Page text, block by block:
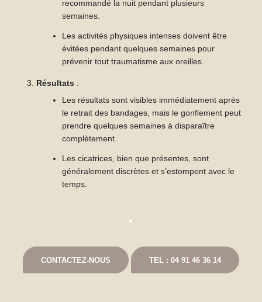
recommandé la nuit pendant plusieurs
semaines.
Les activités physiques intenses doivent être
évitées pendant quelques semaines pour
prévenir tout traumatisme aux oreilles.
Résultats :
Les résultats sont visibles immédiatement après
le retrait des bandages, mais le gonflement peut
prendre quelques semaines à disparaître
complètement.
Les cicatrices, bien que présentes, sont
généralement discrètes et s’estompent avec le
temps.
CONTACTEZ-NOUS TEL : 04 91 46 36 14